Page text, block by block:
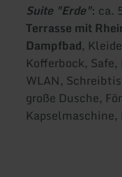
Suite "Erde": ca.
Terrasse mit
Dampfbad,
Kofferbock,
WLAN,
große Dusche,